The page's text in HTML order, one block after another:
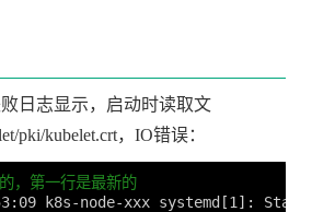
日志显示，启动时读取文
pki/kubelet.crt，IO错误：
，第一行是最新的
k8s-node-xxx systemd[1]: